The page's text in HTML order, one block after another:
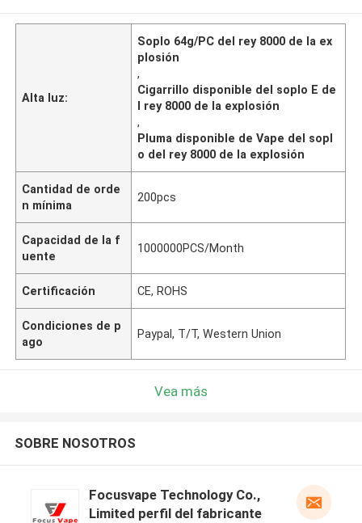
Alta luz:
Soplo 64g/PC del rey 8000 de la ex
plosión
,
Cigarrillo disponible del soplo E de
l rey 8000 de la explosión
,
Pluma disponible de Vape del sopl
o del rey 8000 de la explosión
Cantidad de orde
n mínima
200pcs
Capacidad de la f
uente
1000000PCS/Month
Certificación CE, ROHS
Condiciones de p
ago
Paypal, T/T, Western Union
Vea más
SOBRE NOSOTROS
Focusvape Technology Co.,
Limited perfil del fabricante